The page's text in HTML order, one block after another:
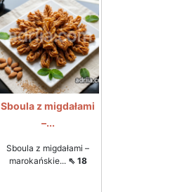
Sboula z migdałami
–...
Sboula z migdałami –
marokańskie... ⇖ 18